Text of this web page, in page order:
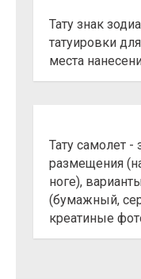
Тату знак
татуировки
места
Тату самолет -
размещения
ноге),
(бумажный,
креатиные